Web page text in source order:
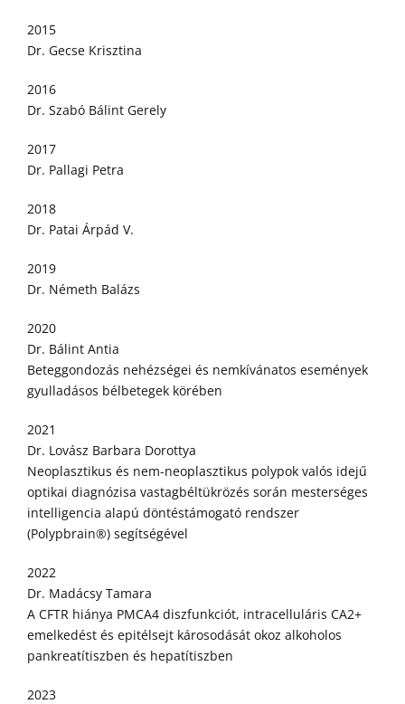
2015
Dr. Gecse Krisztina
2016
Dr. Szabó Bálint Gerely
2017
Dr. Pallagi Petra
2018
Dr. Patai Árpád V.
2019
Dr. Németh Balázs
2020
Dr. Bálint Antia
Beteggondozás nehézségei és nemkívánatos események
gyulladásos bélbetegek körében
2021
Dr. Lovász Barbara Dorottya
Neoplasztikus és nem-neoplasztikus polypok valós idejű
optikai diagnózisa vastagbéltükrözés során mesterséges
intelligencia alapú döntéstámogató rendszer
(Polypbrain®) segítségével
2022
Dr. Madácsy Tamara
A CFTR hiánya PMCA4 diszfunkciót, intracelluláris CA2+
emelkedést és epitélsejt károsodását okoz alkoholos
pankreatítiszben és hepatítiszben
2023